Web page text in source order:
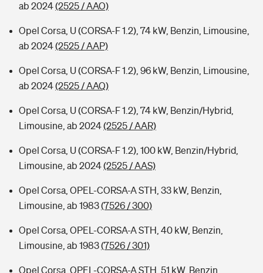
ab 2024(2525 / AAO)
Opel Corsa, U (CORSA-F 1.2), 74 kW, Benzin, Limousine,
ab 2024(2525 / AAP)
Opel Corsa, U (CORSA-F 1.2), 96 kW, Benzin, Limousine,
ab 2024(2525 / AAQ)
Opel Corsa, U (CORSA-F 1.2), 74 kW, Benzin/Hybrid,
Limousine, ab 2024(2525 / AAR)
Opel Corsa, U (CORSA-F 1.2), 100 kW, Benzin/Hybrid,
Limousine, ab 2024(2525 / AAS)
Opel Corsa, OPEL-CORSA-A STH, 33 kW, Benzin,
Limousine, ab 1983(7526 / 300)
Opel Corsa, OPEL-CORSA-A STH, 40 kW, Benzin,
Limousine, ab 1983(7526 / 301)
Opel Corsa, OPEL-CORSA-A STH, 51 kW, Benzin,